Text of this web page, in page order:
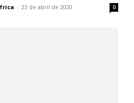
- 23 de abril de 2020 0